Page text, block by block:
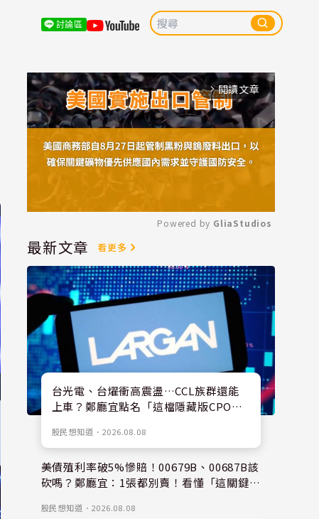
討論區
arrow_forward_ios 閱讀文章
Mute
Powered by GliaStudios
最新文章 看更多
台光電、台燿衝高震盪…CCL族群還能
上車？鄭廳宜點名「這檔隱藏版CPO
股民想知道 ． 2026.08.08
美債殖利率破5%慘賠！00679B、00687B該
砍嗎？鄭廳宜：1張都別賣！看懂「這關鍵」
股民想知道 ． 2026.08.08